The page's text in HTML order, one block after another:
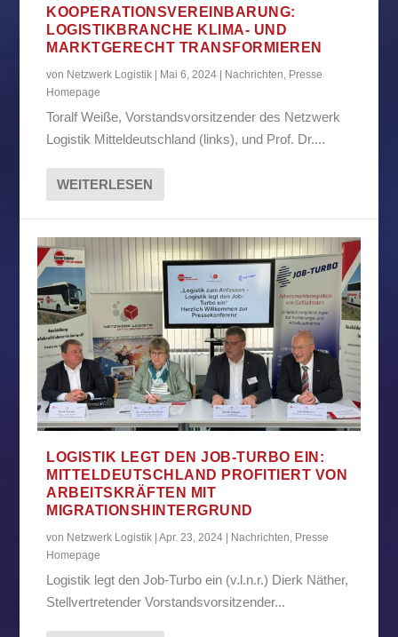
KOOPERATIONSVEREINBARUNG:
LOGISTIKBRANCHE KLIMA- UND
MARKTGERECHT TRANSFORMIEREN
von Netzwerk Logistik Mai 6, 2024 Nachrichten, Presse
Homepage
Toralf Weiße, Vorstandsvorsitzender des Netzwerk
Logistik Mitteldeutschland (links), und Prof. Dr....
WEITERLESEN
LOGISTIK LEGT DEN JOB-TURBO EIN:
MITTELDEUTSCHLAND PROFITIERT VON
ARBEITSKRÄFTEN MIT
MIGRATIONSHINTERGRUND
von Netzwerk Logistik |Apr. 23, 2024 Nachrichten, Presse
Homepage
Logistik legt den Job-Turbo ein (v.l.n.r.) Dierk Näther,
Stellvertretender Vorstandsvorsitzender...